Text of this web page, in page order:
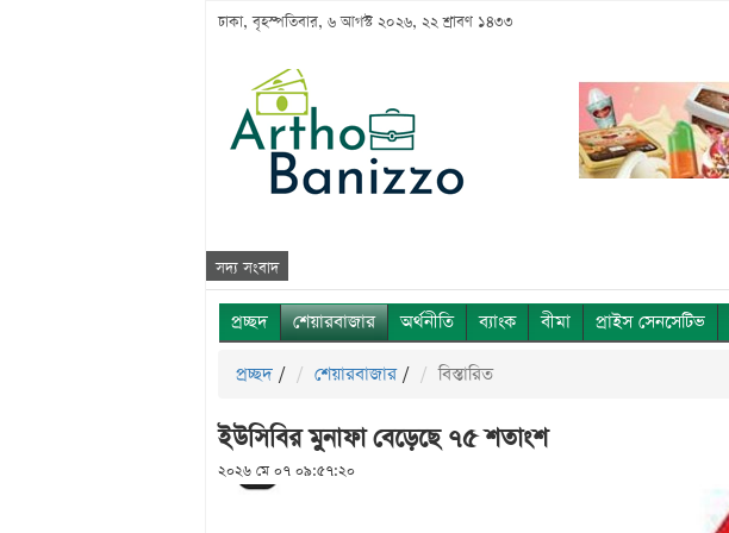
ঢাকা, বৃহস্পতিবার, ৬ আগস্ট ২০২৬, ২২ শ্রাবণ ১৪৩৩
সদ্য সংবাদ
প্রচ্ছদ শেয়ারবাজার অর্থনীতি ব্যাংক বীমা প্রাইস সেনসেটিভ
প্রচ্ছদ / শেয়ারবাজার / বিস্তারিত
ইউসিবির মুনাফা বেড়েছে ৭৫ শতাংশ
২০২৬ মে ০৭ ০৯:৫৭:২০